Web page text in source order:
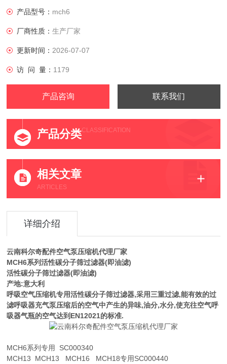
呼吸空气压缩机专用活性碳分子筛过滤器,采用三重过滤,能有效
往空气呼吸器气瓶的空气达到EN12021的标准.
产品型号： mch6
厂商性质：生产厂家
更新时间： 2026-07-07
访 问 量： 1179
产品咨询 联系我们
产品分类CLASSIFICATION
相关文章
ARTICLES
详细介绍
云南科尔奇配件空气泵压缩机代理厂家
MCH6系列活性碳分子筛过滤器(即油滤)
活性碳分子筛过滤器(即油滤)
产地:意大利
呼吸空气压缩机专用活性碳分子筛过滤器,采用三重过滤,能有效的过
滤呼吸器充气泵压缩后的空气中产生的异味,油分,水分,使充往空气呼
吸器气瓶的空气达到EN12021的标准.
MCH6系列专用 SC000340
MCH13 MCH13 MCH16 MCH18专用SC000440